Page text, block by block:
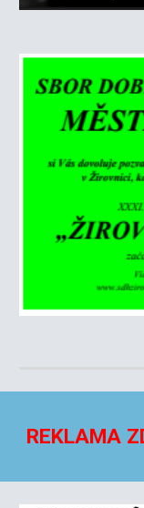
REKLAMA